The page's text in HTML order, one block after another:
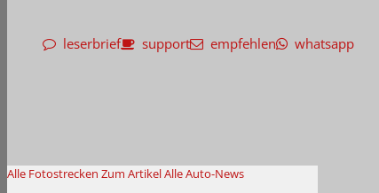
leserbrief support empfehlen whatsapp
Alle Fotostrecken Zum ArtikelAlle Auto-News